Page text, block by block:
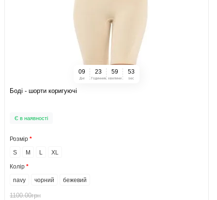
09
Дні
23
Годинник
59
хвилини
52
sec
Боді - шорти коригуючі
Є в наявності
Розмір
S
M L XL
Колір
navy
чорний бежевий
1100.00грн